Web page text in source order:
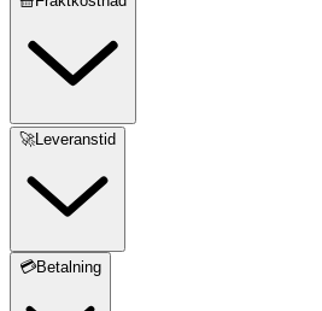
🚀Leveranstid
💳Betalning